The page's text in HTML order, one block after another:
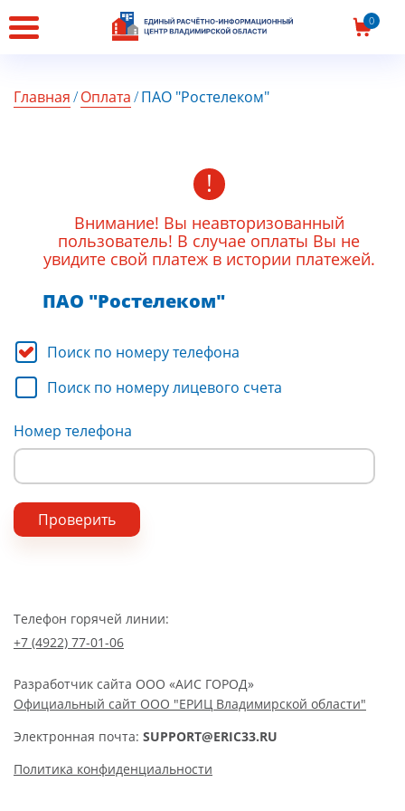
Главная
страница
0
Главная Оплата ПАО "Ростелеком"
Внимание! Вы неавторизованный
пользователь! В случае оплаты Вы не
увидите свой платеж в истории платежей.
ПАО "Ростелеком"
Поиск по номеру телефона
Поиск по номеру лицевого счета
Номер телефона
Проверить
Телефон горячей линии:
+7 (4922) 77-01-06
Разработчик сайта ООО «АИС ГОРОД»
Официальный сайт ООО "ЕРИЦ Владимирской области"
Электронная почта: SUPPORT@ERIC33.RU
Политика конфиденциальности